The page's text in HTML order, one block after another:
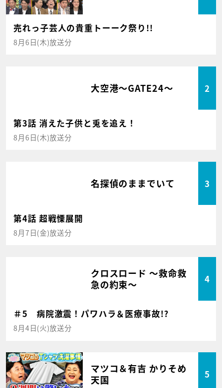
売れっ子芸人の貴重トーーク祭り!!
8月6日(木)放送分
大空港～GATE24～ 2
第3話 消えた子供と兎を追え！
8月6日(木)放送分
名探偵のままでいて 3
第4話 超戦慄展開
8月7日(金)放送分
クロスロード ～救命救
急の約束～
4
＃5 病院激震！パワハラ＆医療事故!?
8月4日(火)放送分
マツコ＆有吉 かりそめ
天国
5